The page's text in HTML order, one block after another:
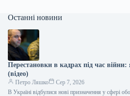
Останні новини
Перестановки в кадрах під час
(відео)
Петро Ляшко
Сер 7, 2026
В Україні відбулися нові призначення у